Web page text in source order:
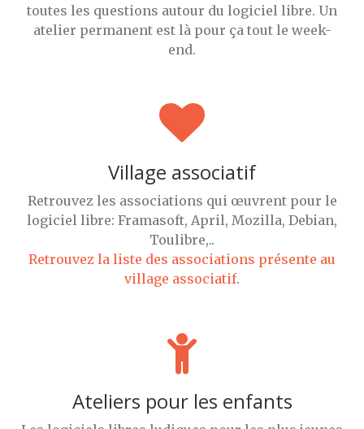
toutes les questions autour du logiciel libre. Un
atelier permanent est là pour ça tout le week-
end.
Village associatif
Retrouvez les associations qui œuvrent pour le
logiciel libre: Framasoft, April, Mozilla, Debian,
Toulibre,..
Retrouvez la liste des associations présente au
village associatif.
Ateliers pour les enfants